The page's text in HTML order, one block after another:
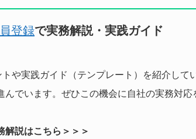
登録で実務解説・実践ガイド
や実践ガイド（テンプレート）を紹介して
でいます。ぜひこの機会に自社の実務対応
解説はこちら＞＞＞